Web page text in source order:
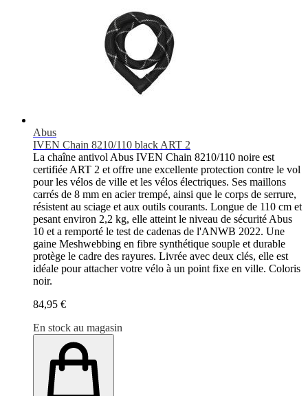
Abus
IVEN Chain 8210/110 black ART 2
La chaîne antivol Abus IVEN Chain 8210/110 noire est
certifiée ART 2 et offre une excellente protection contre le vol
pour les vélos de ville et les vélos électriques. Ses maillons
carrés de 8 mm en acier trempé, ainsi que le corps de serrure,
résistent au sciage et aux outils courants. Longue de 110 cm et
pesant environ 2,2 kg, elle atteint le niveau de sécurité Abus
10 et a remporté le test de cadenas de l'ANWB 2022. Une
gaine Meshwebbing en fibre synthétique souple et durable
protège le cadre des rayures. Livrée avec deux clés, elle est
idéale pour attacher votre vélo à un point fixe en ville. Coloris
noir.
84,95 €
En stock au magasin